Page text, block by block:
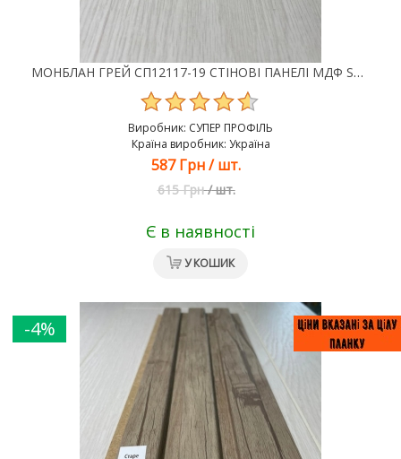
МОНБЛАН ГРЕЙ СП12117-19 СТІНОВІ ПАНЕЛІ МДФ SUPER PROFIL
Виробник: СУПЕР ПРОФІЛЬ
Країна виробник: Україна
587 Грн/шт.
615 Грн /шт.
Є в наявності
У КОШИК
-4%